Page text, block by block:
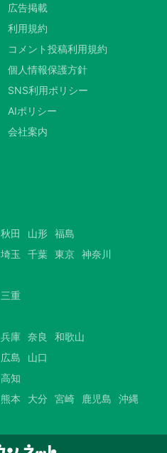
広告掲載
利用規約
コメント投稿利用規約
個人情報保護方針
SNS利用ポリシー
AIポリシー
会社案内
秋田 山形 福島
埼玉 千葉 東京 神奈川
三重
兵庫 奈良
和歌山
広島
山口
高知
熊本 大分 宮崎 鹿児島 沖縄